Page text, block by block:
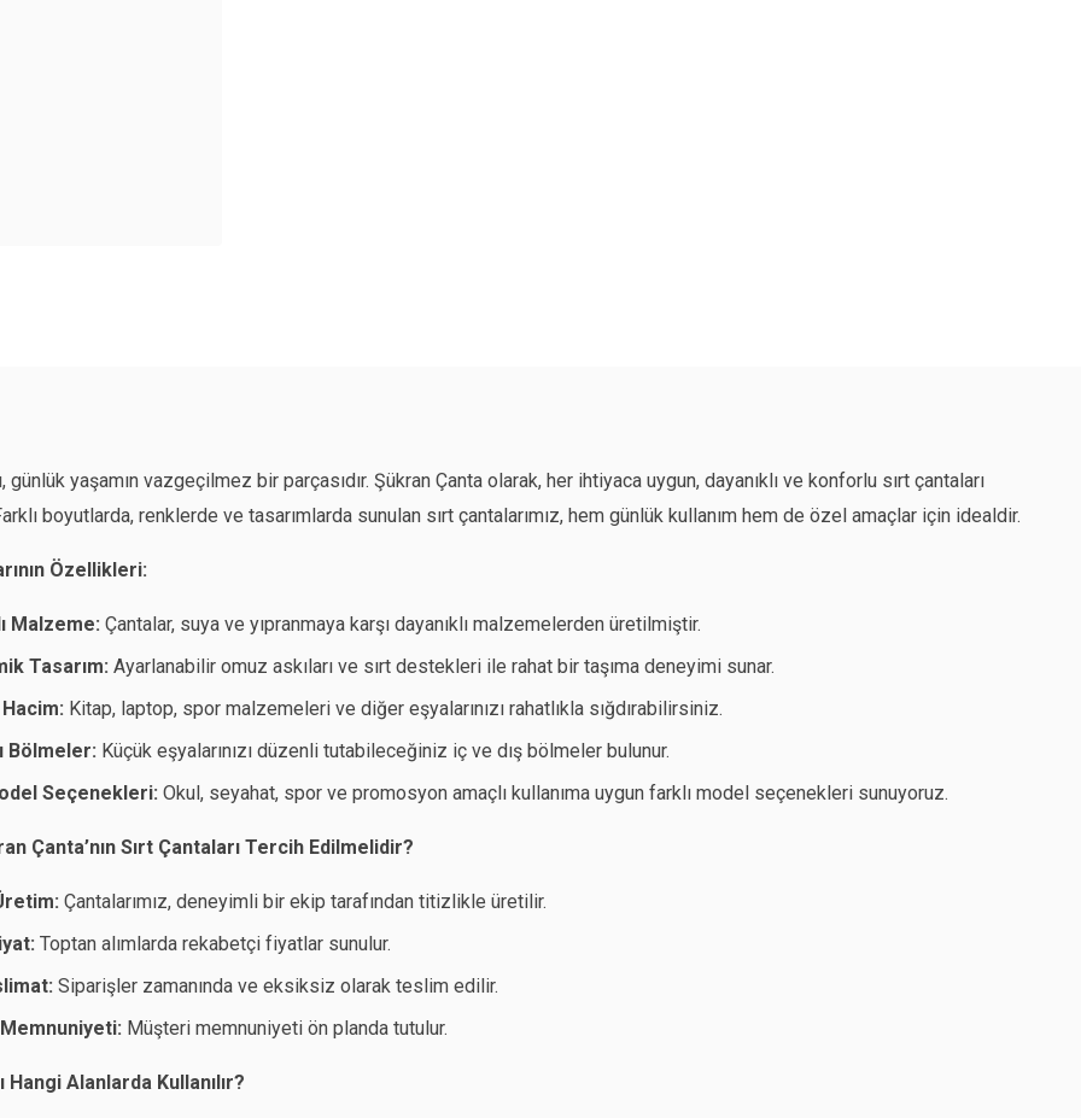
günlük yaşamın vazgeçilmez bir parçasıdır. Şükran Çanta olarak, her ihtiyaca uygun, dayanıklı ve konforlu sırt çantaları
boyutlarda, renklerde ve tasarımlarda sunulan sırt çantalarımız, hem günlük kullanım hem de özel amaçlar için idealdir.
Özellikleri:
Malzeme: Çantalar, suya ve yıpranmaya karşı dayanıklı malzemelerden üretilmiştir.
Tasarım: Ayarlanabilir omuz askıları ve sırt destekleri ile rahat bir taşıma deneyimi sunar.
Kitap, laptop, spor malzemeleri ve diğer eşyalarınızı rahatlıkla sığdırabilirsiniz.
Bölmeler: Küçük eşyalarınızı düzenli tutabileceğiniz iç ve dış bölmeler bulunur.
Seçenekleri: Okul, seyahat, spor ve promosyon amaçlı kullanıma uygun farklı model seçenekleri sunuyoruz.
Çanta’nın Sırt Çantaları Tercih Edilmelidir?
Çantalarımız, deneyimli bir ekip tarafından titizlikle üretilir.
Toptan alımlarda rekabetçi fiyatlar sunulur.
Siparişler zamanında ve eksiksiz olarak teslim edilir.
Müşteri memnuniyeti ön planda tutulur.
Hangi Alanlarda Kullanılır?